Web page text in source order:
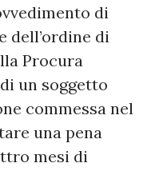
di
dell’ordine di
Procura
un soggetto
commessa nel
una pena
mesi di